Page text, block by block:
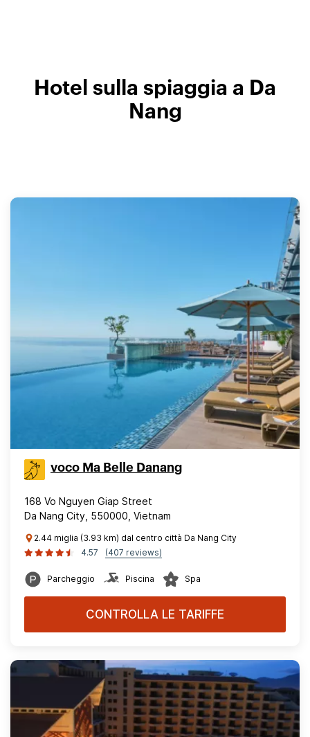
Hotel sulla spiaggia a Da
Nang
voco Ma Belle Danang
168 Vo Nguyen Giap Street
Da Nang City, 550000, Vietnam
2.44 miglia (3.93 km) dal centro città Da Nang City
4.57
(407 reviews)
Parcheggio Piscina Spa
CONTROLLA LE TARIFFE